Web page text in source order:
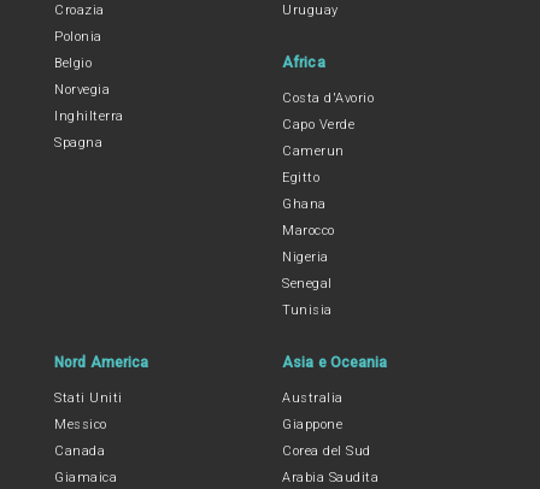
Croazia
Polonia
Belgio
Norvegia
Inghilterra
Spagna
Uruguay
Africa
Costa d'Avorio
Capo Verde
Camerun
Egitto
Ghana
Marocco
Nigeria
Senegal
Tunisia
Nord America
Stati Uniti
Messico
Canada
Giamaica
Asia e Oceania
Australia
Giappone
Corea del Sud
Arabia Saudita